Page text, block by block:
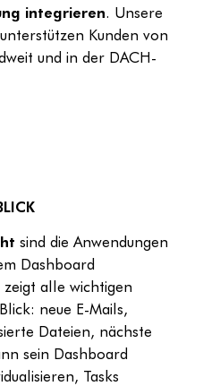
integrieren. Unsere
Kunden von
und in der DACH-
sind die Anwendungen
Dashboard
zeigt alle wichtigen
neue E-Mails,
Dateien, nächste
sein Dashboard
Tasks